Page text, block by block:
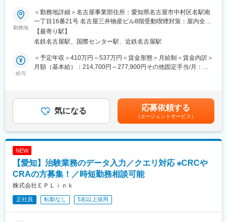
【CRC=治験コーディネーターとは？】
病院・クリニックを訪問して、患者様や医師や院内スタッフ、さ
らに製薬企業との連絡・調整役を担います。また、治験を受けて
いただく患者様の相談相手となり、じっくり向き合う仕事です。
【CRCのやりがい】
接聞けることもあります。患者様や医療機関から「ありがとう」
と感謝の言葉をいただけたときの喜びは、ひとしおです。
事務局に共有
・来院された患者様の診察や検査に同席し、治験が手順通りに行
われているか、患者様の状態変化が無いかを確認します。
・患者様の報告書作成
勤務地
＜勤務地詳細＞名古屋事業部住所：愛知県名古屋市中村区名駅南
一丁目16番21号 名古屋三井物産ビル8階受動喫煙対策：屋内全面
禁煙変更の範囲：会社の定める事業所
【最寄り駅】
名鉄名古屋駅、国際センター駅、近鉄名古屋駅
給与
＜予定年収＞410万円～537万円＜賃金形態＞月給制＜賃金内訳＞
月額（基本給）：214,700円～277,900円その他固定手当/月：
CRC手当・休日連絡対応手当■賞与：年2回（6月、12月）／昇
給：年1回（10月）※業績に応じ、決算賞与（秋季賞与）支給の場
合あり（10月）■時間外・休日出勤手当等の割増賃金は別途支給
賃金はあくまでも目安の金額であり、選考を通じて上下する可能
性があります。月給(月額)は固定手当を含めた表記です。
気になる 応募依頼する
（エージェントサービス）
NEW
【愛知】治験業務のデータ入力／クエリ対応 ※CRCや
CRAの方募集！／時短勤務相談可能
株式会社ＥＰＬｉｎｋ
正社員 転勤なし 5名以上採用